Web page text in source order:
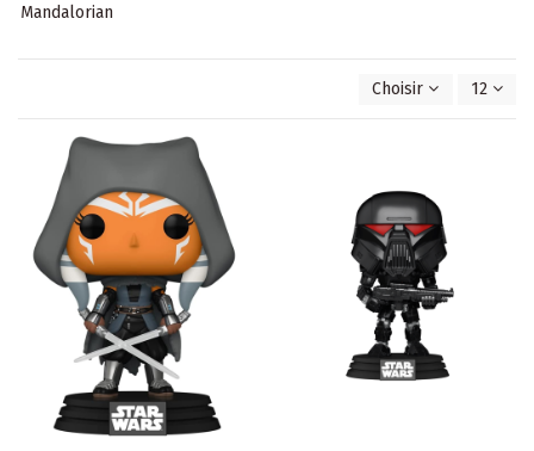
Mandalorian
Choisir 12